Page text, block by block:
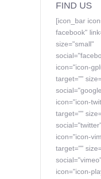
FIND US
[icon_bar
facebook"
size="small"
icon="icon-
target=""
icon="icon-
target=""
icon="icon-
target=""
icon="icon-